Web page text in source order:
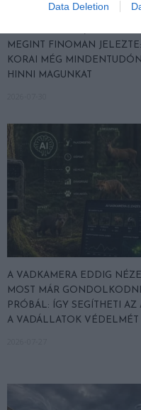
Data Deletion
MEGINT FINOMAN JELEZTE:
KORAI MÉG
HINNI MAGUNKAT
A VADKAMERA EDDIG
MOST MÁR
PRÓBÁL: ÍGY SEGÍTHETI AZ
A VADÁLLATOK VÉDELMÉT